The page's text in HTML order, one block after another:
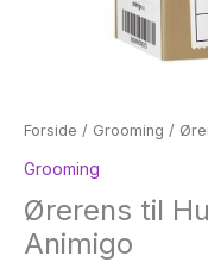
Forside / Grooming /
Grooming
Ørerens til
Animigo